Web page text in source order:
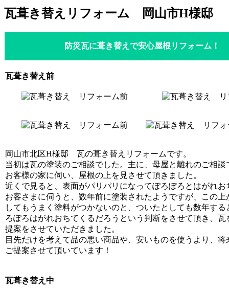
瓦葺き替えリフォーム 岡山市H様邸
防災瓦に葺き替えで安心屋根リフォーム！
瓦葺き替え前
岡山市北区H様邸 瓦の葺き替えリフォームです。
当初は瓦の塗装のご相談でした。主に、母屋と離れのご相談
お客様の家に伺い、屋根の上を見させて頂きました。
近くで見ると、表面がパリパリになってぽろぽろとはがれお
お客さまに伺うと、数年前に塗装されたようですが、この上
してもうまく塗料がつかないのと、ついたとしても数年する
ろぽろはがれおちてくるだろうという判断をさせて頂き、瓦
提案をさせていただきました。
目先だけを考えて品の悪い商品や、安いものを使うより、将
ご提案させて頂いています！
瓦葺き替え中